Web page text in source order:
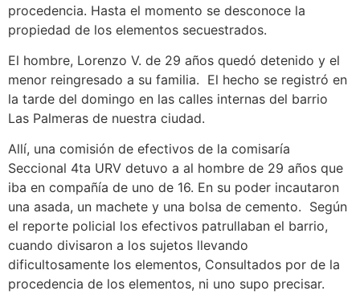
procedencia. Hasta el momento se desconoce la
propiedad de los elementos secuestrados.
El hombre, Lorenzo V. de 29 años quedó detenido y el
menor reingresado a su familia. El hecho se registró en
la tarde del domingo en las calles internas del barrio
Las Palmeras de nuestra ciudad.
Allí, una comisión de efectivos de la comisaría
Seccional 4ta URV detuvo a al hombre de 29 años que
iba en compañía de uno de 16. En su poder incautaron
una asada, un machete y una bolsa de cemento. Según
el reporte policial los efectivos patrullaban el barrio,
cuando divisaron a los sujetos llevando
dificultosamente los elementos, Consultados por de la
procedencia de los elementos, ni uno supo precisar.